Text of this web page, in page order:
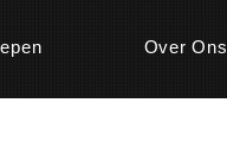
Over Ons